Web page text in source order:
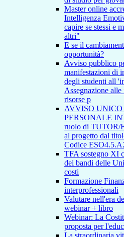
Master online
Intelligenza
capire se stessi e
altri"
E se il
opportunità?
Avviso pubblico
manifestazioni di
degli studenti all
Assegnazione
risorse p
AVVISO UNICO
PERSONALE
ruolo di TUTOR/
al progetto dal
Codice
TFA sostegno XI
dei bandi delle
costi
Formazione
interprofessionali
Valutare nell'era
webinar + libro
Webinar: La
proposta per